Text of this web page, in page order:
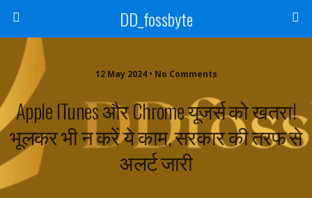
DD_fossbyte
12 May 2024 • No Comments
Apple ITunes और Chrome यूजर्स को खतरा!
भूलकर भी न करें ये काम, सरकार की तरफ से
अलर्ट जारी